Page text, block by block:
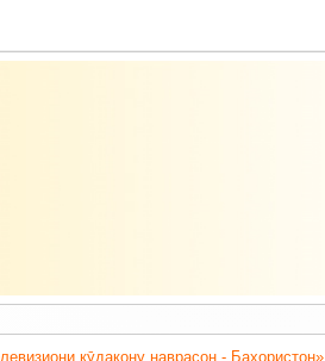
кӯдакону наврасон - Баҳористон».